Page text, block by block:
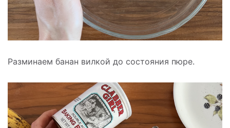
Разминаем банан вилкой до состояния пюре.